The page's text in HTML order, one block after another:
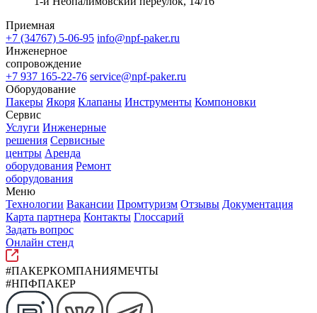
Приемная
+7 (34767) 5-06-95 info@npf-paker.ru
Инженерное
сопровождение
+7 937 165-22-76 service@npf-paker.ru
Оборудование
Пакеры Якоря Клапаны Инструменты Компоновки
Сервис
Услуги Инженерные
решения Сервисные
центры Аренда
оборудования Ремонт
оборудования
Меню
Технологии Вакансии Промтуризм Отзывы Документация
Карта партнера Контакты Глоссарий
Задать вопрос
Онлайн стенд
#ПАКЕРКОМПАНИЯМЕЧТЫ
#НПФПАКЕР